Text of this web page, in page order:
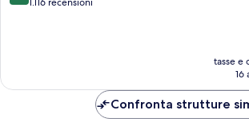
tasse e
16
Confronta strutture